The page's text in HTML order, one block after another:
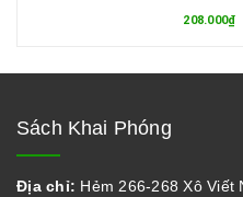
208.000₫
Sách Khai Phóng
Địa chỉ: Hẻm 266-268 Xô Viết